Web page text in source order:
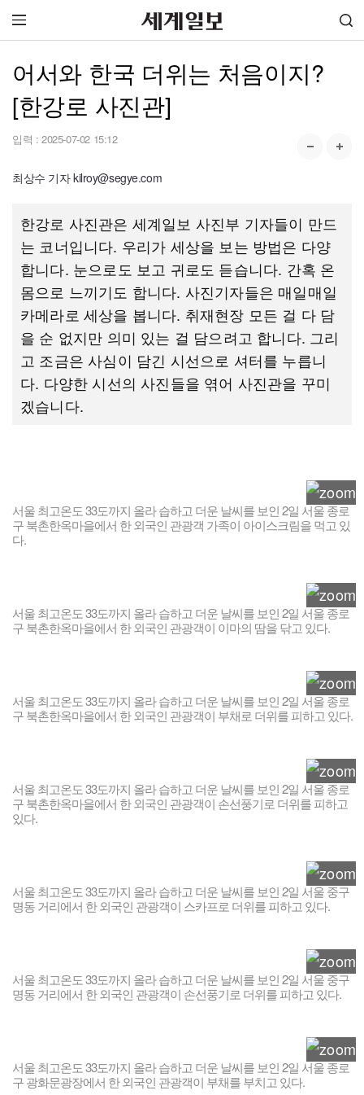
어서와 한국 더위는 처음이지?
[한강로 사진관]
입력 : 2025-07-02 15:12
최상수 기자 kilroy@segye.com
한강로 사진관은 세계일보 사진부 기자들이 만드
는 코너입니다. 우리가 세상을 보는 방법은 다양
합니다. 눈으로도 보고 귀로도 듣습니다. 간혹 온
몸으로 느끼기도 합니다. 사진기자들은 매일매일
카메라로 세상을 봅니다. 취재현장 모든 걸 다 담
을 순 없지만 의미 있는 걸 담으려고 합니다. 그리
고 조금은 사심이 담긴 시선으로 셔터를 누릅니
다. 다양한 시선의 사진들을 엮어 사진관을 꾸미
겠습니다.
서울 최고온도 33도까지 올라 습하고 더운 날씨를 보인 2일 서울 종로
구 북촌한옥마을에서 한 외국인 관광객 가족이 아이스크림을 먹고 있
다.
서울 최고온도 33도까지 올라 습하고 더운 날씨를 보인 2일 서울 종로
구 북촌한옥마을에서 한 외국인 관광객이 이마의 땀을 닦고 있다.
서울 최고온도 33도까지 올라 습하고 더운 날씨를 보인 2일 서울 종로
구 북촌한옥마을에서 한 외국인 관광객이 부채로 더위를 피하고 있다.
서울 최고온도 33도까지 올라 습하고 더운 날씨를 보인 2일 서울 종로
구 북촌한옥마을에서 한 외국인 관광객이 손선풍기로 더위를 피하고
있다.
서울 최고온도 33도까지 올라 습하고 더운 날씨를 보인 2일 서울 중구
명동 거리에서 한 외국인 관광객이 스카프로 더위를 피하고 있다.
서울 최고온도 33도까지 올라 습하고 더운 날씨를 보인 2일 서울 중구
명동 거리에서 한 외국인 관광객이 손선풍기로 더위를 피하고 있다.
서울 최고온도 33도까지 올라 습하고 더운 날씨를 보인 2일 서울 종로
구 광화문광장에서 한 외국인 관광객이 부채를 부치고 있다.